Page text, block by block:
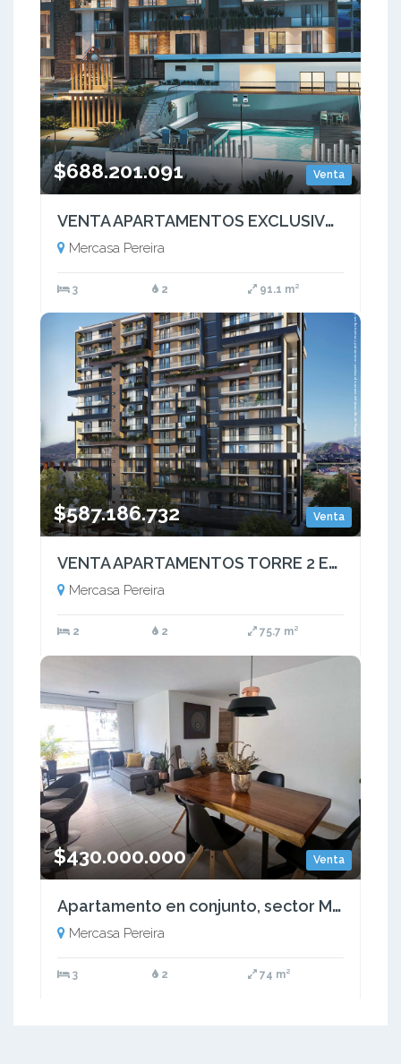
Venta
$688.201.091
VENTA APARTAMENTOS EXCLUSIVOS AV. SUR PEREIRA
Mercasa Pereira
3 2 91.1 m²
Venta
$587.186.732
VENTA APARTAMENTOS TORRE 2 EXCLUSIVOS AV. SUR PEREIRA
Mercasa Pereira
2 2 75.7 m²
Venta
$430.000.000
Apartamento en conjunto, sector Mercasa, Pereira
Mercasa Pereira
3 2 74 m²